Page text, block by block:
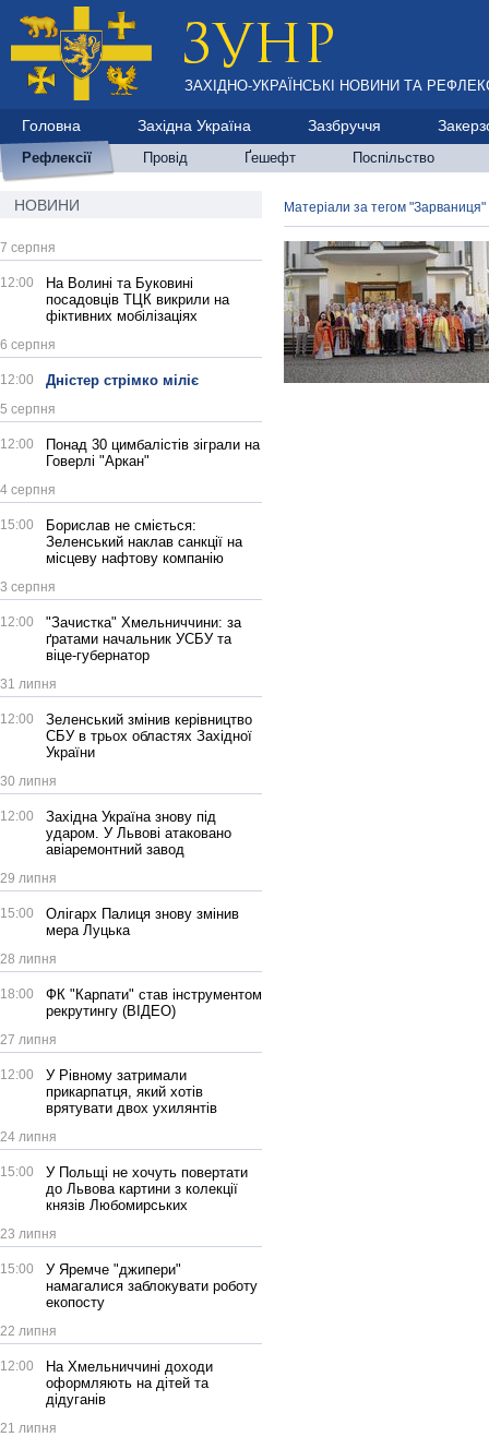
ЗАХІДНО-УКРАЇНСЬКІ НОВИНИ ТА
Головна Західна Україна Зазбруччя
Рефлексії Провід Ґешефт Поспільство
НОВИНИ
7 серпня
12:00
На Волині та Буковині
посадовців ТЦК викрили на
фіктивних мобілізаціях
6 серпня
12:00 Дністер стрімко міліє
5 серпня
12:00
Понад 30 цимбалістів зіграли на
Говерлі "Аркан"
4 серпня
15:00
Борислав не сміється:
Зеленський наклав санкції на
місцеву нафтову компанію
3 серпня
12:00
"Зачистка" Хмельниччини: за
ґратами начальник УСБУ та
віце-губернатор
31 липня
12:00
Зеленський змінив керівництво
СБУ в трьох областях Західної
України
30 липня
12:00
Західна Україна знову під
ударом. У Львові атаковано
авіаремонтний завод
29 липня
15:00
Олігарх Палиця знову змінив
мера Луцька
28 липня
18:00
ФК "Карпати" став інструментом
рекрутингу (ВІДЕО)
27 липня
12:00
У Рівному затримали
прикарпатця, який хотів
врятувати двох ухилянтів
24 липня
15:00
У Польщі не хочуть повертати
до Львова картини з колекції
князів Любомирських
23 липня
15:00
У Яремче "джипери"
намагалися заблокувати роботу
екопосту
22 липня
12:00
На Хмельниччині доходи
оформляють на дітей та
дідуганів
21 липня
Матеріали за тегом "Зарваниця"